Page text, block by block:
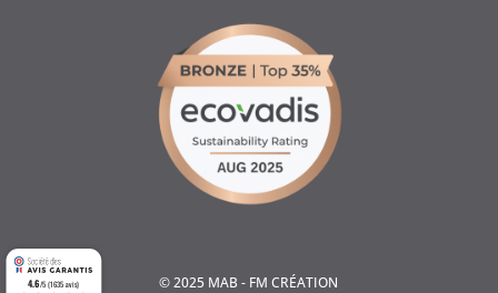
© 2025 MAB - FM CRÉATION
4.6/5 (1635 avis)